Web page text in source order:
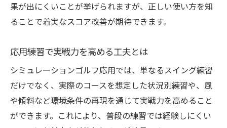
果が出にくいことが挙げられますが、正しい使い方を知
ることで着実なスコア改善が期待できます。
応用練習で実戦力を高める工夫とは
シミュレーションゴルフ応用では、単なるスイング練習
だけでなく、実際のコースを想定した状況別練習や、風
や傾斜など環境条件の再現を通じて実戦力を高めること
ができます。これにより、普段の練習では経験しにくい